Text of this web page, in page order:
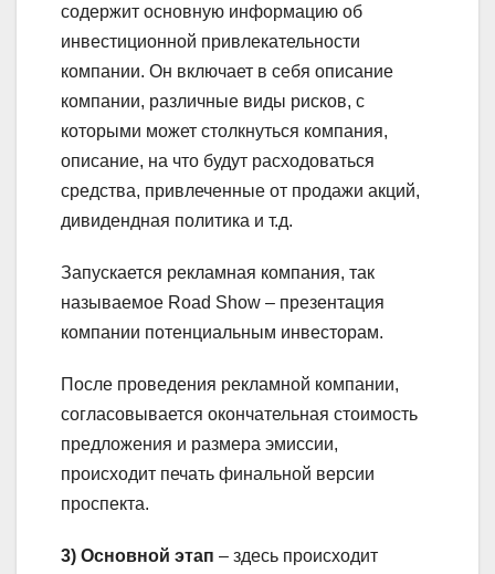
содержит основную информацию об
инвестиционной привлекательности
компании. Он включает в себя описание
компании, различные виды рисков, с
которыми может столкнуться компания,
описание, на что будут расходоваться
средства, привлеченные от продажи акций,
дивидендная политика и т.д.
Запускается рекламная компания, так
называемое Road Show – презентация
компании потенциальным инвесторам.
После проведения рекламной компании,
согласовывается окончательная стоимость
предложения и размера эмиссии,
происходит печать финальной версии
проспекта.
3) Основной этап – здесь происходит